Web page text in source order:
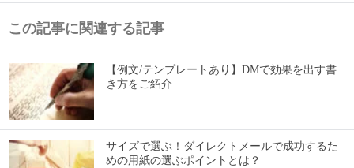
この記事に関連する記事
【例文/テンプレートあり】DMで効果を出す書
き方をご紹介
サイズで選ぶ！ダイレクトメールで成功するた
めの用紙の選ぶポイントとは？